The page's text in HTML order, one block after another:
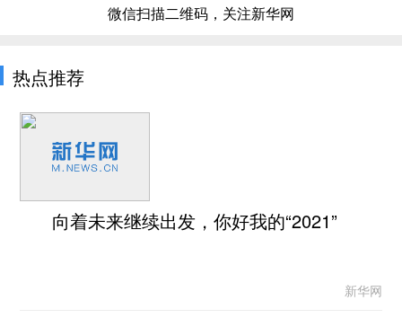
微信扫描二维码，关注新华网
热点推荐
向着未来继续出发，你好我的“2021”
新华网